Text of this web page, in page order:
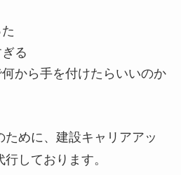
る
から手を付けたらいいのか
めに、建設キャリアアッ
しております。